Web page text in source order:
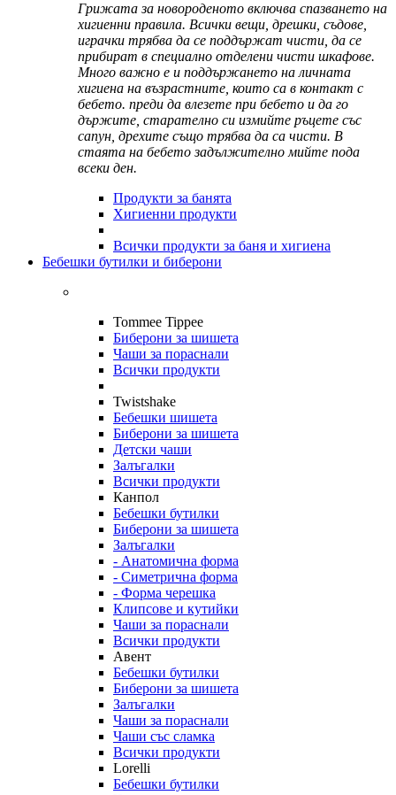
Грижата за новороденото включва спазването на
хигиенни правила. Всички вещи, дрешки, съдове,
играчки трябва да се поддържат чисти, да се
прибират в специално отделени чисти шкафове.
Много важно е и поддържането на личната
хигиена на възрастните, които са в контакт с
бебето. преди да влезете при бебето и да го
държите, старателно си измийте ръцете със
сапун, дрехите също трябва да са чисти. В
стаята на бебето задължително мийте пода
всеки ден.
Продукти за банята
Хигиенни продукти
Всички продукти за баня и хигиена
Бебешки бутилки и биберони
Tommee Tippee
Биберони за шишета
Чаши за пораснали
Всички продукти
Twistshake
Бебешки шишета
Биберони за шишета
Детски чаши
Залъгалки
Всички продукти
Канпол
Бебешки бутилки
Биберони за шишета
Залъгалки
- Анатомична форма
- Симетрична форма
- Форма черешка
Клипсове и кутийки
Чаши за пораснали
Всички продукти
Авент
Бебешки бутилки
Биберони за шишета
Залъгалки
Чаши за пораснали
Чаши със сламка
Всички продукти
Lorelli
Бебешки бутилки